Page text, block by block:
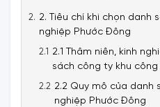
2. Tiêu chí khi chọn danh
nghiệp Phước Đông
2.1 Thâm niên, kinh
sách công ty khu
2.2 Quy mô của danh
nghiệp Phước Đông